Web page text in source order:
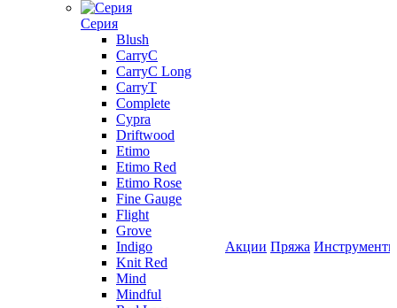
Серия
Blush
CarryC
CarryC Long
CarryT
Complete
Cypra
Driftwood
Etimo
Etimo Red
Etimo Rose
Fine Gauge
Flight
Grove
Indigo
Knit Red
Mind
Mindful
Акции Пряжа Инструменты